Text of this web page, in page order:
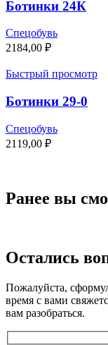
Ботинки 24К
Спецобувь
2184,00 ₽
Быстрый просмотр
Ботинки 29-0
Спецобувь
2119,00 ₽
Ранее вы
Остались
Пожалуйста,
время с вами
вам разобраться.